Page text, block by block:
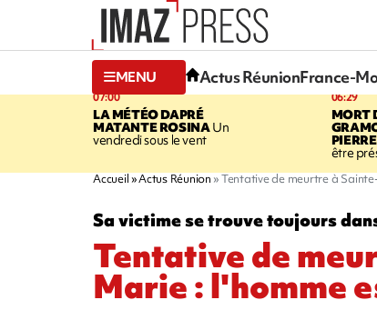
MENU Actus RéunionFrance-
07:00
LA MÉTÉO DAPRÉ
MATANTE ROSINAUn
vendredi sous le vent
06:29
MORT
PIERRE
être
Accueil Actus Réunion Tentative de meurtre à
Sa victime se trouve toujours
Tentative de
Marie : l'homme